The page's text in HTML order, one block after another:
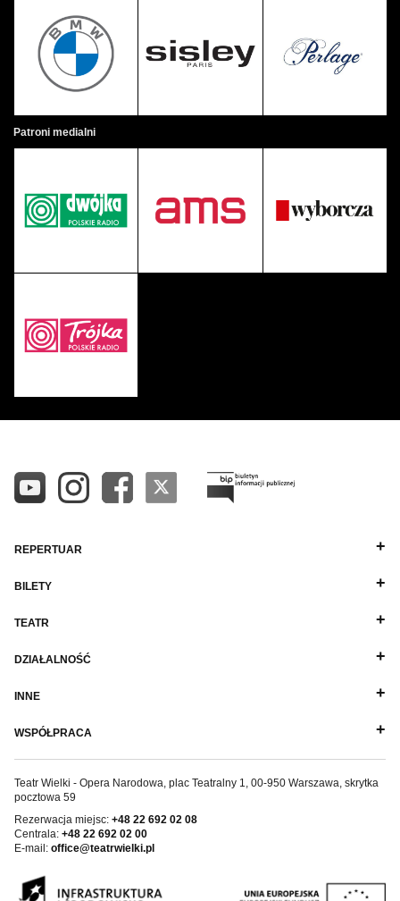
Patroni medialni
REPERTUAR
BILETY
TEATR
DZIAŁALNOŚĆ
INNE
WSPÓŁPRACA
Teatr Wielki - Opera Narodowa, plac Teatralny 1, 00-950 Warszawa, skrytka
pocztowa 59
Rezerwacja miejsc: +48 22 692 02 08
Centrala: +48 22 692 02 00
E-mail: office@teatrwielki.pl